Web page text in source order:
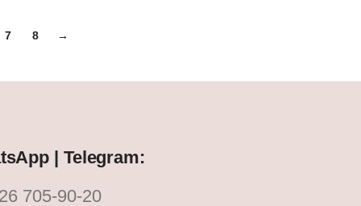
7 8 →
| Telegram:
705-90-20